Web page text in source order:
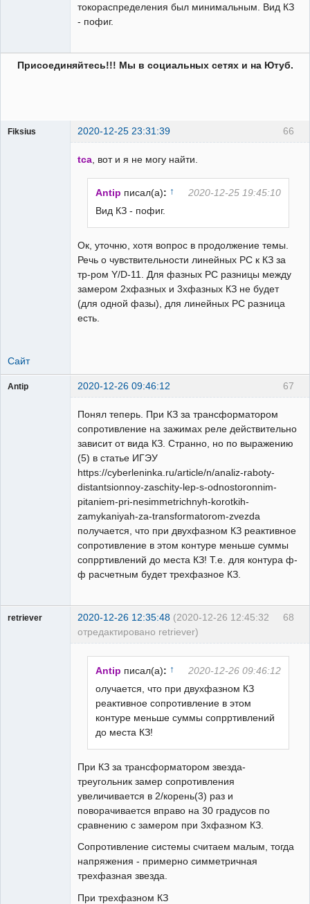
токораспределения был минимальным. Вид КЗ
- пофиг.
Присоединяйтесь!!! Мы в социальных сетях и на Ютуб.
66
Fiksius 2020-12-25 23:31:39
tca , вот и я не могу найти.
Antip писал(а): ↑
2020-12-25 19:45:10
Вид КЗ - пофиг.
Ок, уточню, хотя вопрос в продолжение темы.
Речь о чувствительности линейных РС к КЗ за
тр-ром Y/D-11. Для фазных РС разницы между
замером 2хфазных и 3хфазных КЗ не будет
(для одной фазы), для линейных РС разница
есть.
Сайт
67
Antip 2020-12-26 09:46:12
Понял теперь. При КЗ за трансформатором
сопротивление на зажимах реле действительно
зависит от вида КЗ. Странно, но по выражению
(5) в статье ИГЭУ
https://cyberleninka.ru/article/n/analiz-raboty-
distantsionnoy-zaschity-lep-s-odnostoronnim-
pitaniem-pri-nesimmetrichnyh-korotkih-
zamykaniyah-za-transformatorom-zvezda
получается, что при двухфазном КЗ реактивное
сопротивление в этом контуре меньше суммы
сопрртивлений до места КЗ! Т.е. для контура ф-
ф расчетным будет трехфазное КЗ.
68
retriever 2020-12-26 12:35:48 (2020-12-26 12:45:32
отредактировано retriever)
Antip писал(а): ↑
2020-12-26 09:46:12
олучается, что при двухфазном КЗ
реактивное сопротивление в этом
контуре меньше суммы сопрртивлений
до места КЗ!
При КЗ за трансформатором звезда-
треугольник замер сопротивления
увеличивается в 2/корень(3) раз и
поворачивается вправо на 30 градусов по
сравнению с замером при 3хфазном КЗ.
Сопротивление системы считаем малым, тогда
напряжения - примерно симметричная
трехфазная звезда.
При трехфазном КЗ